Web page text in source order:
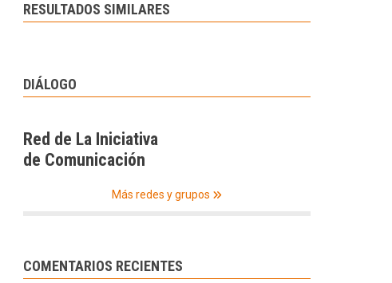
RESULTADOS SIMILARES
DIÁLOGO
Red de La Iniciativa
de Comunicación
Más redes y grupos
COMENTARIOS RECIENTES